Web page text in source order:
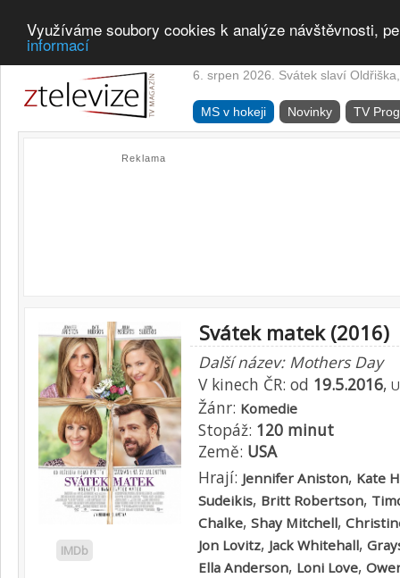
Využíváme soubory cookies k analýze návštěvnosti,
informací
6. srpen 2026. Svátek slaví
MS v hokeji Novinky TV
Reklama
IMDb
Svátek matek (2016)
Další název: Mothers Day
V kinech ČR: od 19.5.2016,
Žánr: Komedie
Stopáž: 120 minut
Země: USA
Hrají: Jennifer Aniston, Kate
Sudeikis, Britt Robertson,
Chalke, Shay Mitchell,
Jon Lovitz, Jack Whitehall,
Ella Anderson, Loni Love,